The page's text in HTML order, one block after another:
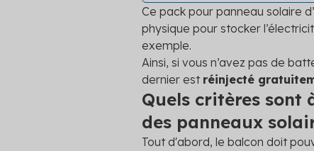
Ce pack pour panneau solaire
physique pour stocker
exemple.
Ainsi, si vous n’avez pas de
dernier est réinjecté
Quels critères sont
des panneaux
Tout d'abord, le balcon doit